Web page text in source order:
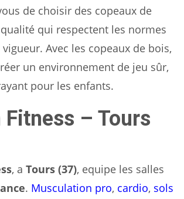
de choisir des copeaux de
qui respectent les normes
Avec les copeaux de bois,
un environnement de jeu sûr,
pour les enfants.
– Tours
, a Tours (37), equipe les salles
. Musculation pro, cardio, sols